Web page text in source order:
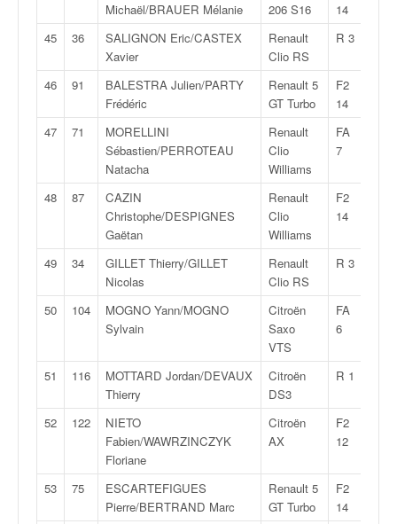
Michaël/BRAUER Mélanie
206 S16
14
45 36
SALIGNON Eric/CASTEX
Xavier
Renault
Clio RS
R 3
46 91
BALESTRA Julien/PARTY
Frédéric
Renault 5
GT Turbo
F2
14
47 71
MORELLINI
Sébastien/PERROTEAU
Natacha
Renault
Clio
Williams
FA
7
48 87
CAZIN
Christophe/DESPIGNES
Gaëtan
Renault
Clio
Williams
F2
14
49 34
GILLET Thierry/GILLET
Nicolas
Renault
Clio RS
R 3
50 104
MOGNO Yann/MOGNO
Sylvain
Citroën
Saxo
VTS
FA
6
51 116
MOTTARD Jordan/DEVAUX
Thierry
Citroën
DS3
R 1
52 122
NIETO
Fabien/WAWRZINCZYK
Floriane
Citroën
AX
F2
12
53 75
ESCARTEFIGUES
Pierre/BERTRAND Marc
Renault 5
GT Turbo
F2
14